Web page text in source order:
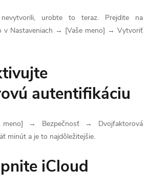
urobte to teraz. Prejdite na
v Nastaveniach → [Vaše meno] → Vytvoriť
autentifikáciu
→ Bezpečnosť → Dvojfaktorová
minút a je to najdôležitejšie.
iCloud